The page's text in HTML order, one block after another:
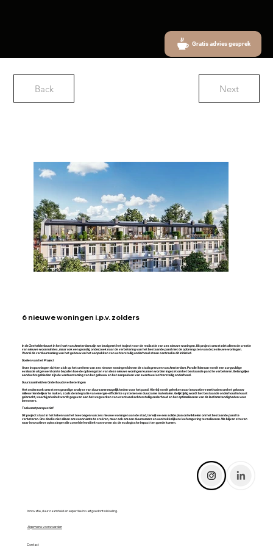
Gratis advies gesprek
Back Next
6 nieuwe woningen i.p.v. zolders
In de Zeeheldenbuurt in het hart van Amsterdam zijn we bezig met het traject voor de realisatie van zes nieuwe woningen. Dit project omvat niet alleen de creatie
van nieuwe woonruimtes, maar ook een grondig onderzoek naar de verbetering van het bestaande pand met de opbrengsten van deze nieuwe woningen.
Vooral de verduurzaming van het gebouw en het aanpakken van achterstallig onderhoud staan centraal in dit initiatief.
Doelen van het Project
Onze inspanningen richten zich op het creëren van zes nieuwe woningen binnen de stadsgrenzen van Amsterdam. Parallel hieraan wordt een zorgvuldige
evaluatie uitgevoerd om te bepalen hoe de opbrengsten van deze nieuwe woningen kunnen worden ingezet om het bestaande pand te verbeteren. Belangrijke
aandachtsgebieden zijn de verduurzaming van het gebouw en het aanpakken van eventueel achterstallig onderhoud.
Duurzaamheid en Onderhoudsverbeteringen
Het onderzoek omvat een grondige analyse van duurzame mogelijkheden voor het pand. Hierbij wordt gekeken naar innovatieve methoden om het gebouw
milieuvriendelijker te maken, zoals de integratie van energie-efficiënte systemen en duurzame materialen. Gelijktijdig wordt het bestaande onderhoud in kaart
gebracht, waarbij prioriteit wordt gegeven aan het wegwerken van eventueel achterstallig onderhoud en het optimaliseren van de leefomstandigheden voor
bewoners.
Toekomstperspectief
Dit project staat in het teken van het toevoegen van zes nieuwe woningen aan de stad, terwijl we een solide plan ontwikkelen om het bestaande pand te
verbeteren. Ons doel is niet alleen om woonruimte te creëren, maar ook om een duurzamere en aantrekkelijkere leefomgeving te realiseren. We blijven streven
naar innovatieve oplossingen die zowel de kwaliteit van wonen als de ecologische impact ten goede komen.
Algemene voorwaarden
Contact
Innovatie, duurzaamheid en expertise in vastgoedontwikkeling.